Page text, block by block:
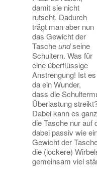
damit sie nicht
rutscht. Dadurch
trägt man aber nun
das Gewicht der
Tascheundseine
Schultern. Was für
eine überflüssige
Anstrengung! Ist es
da ein Wunder,
dass die
Überlastung
Dabei kann es
die Tasche nur auf
dabei passiv wie
Gewicht der
die (lockere)
gemeinsam viel